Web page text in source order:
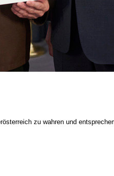
zu wahren und